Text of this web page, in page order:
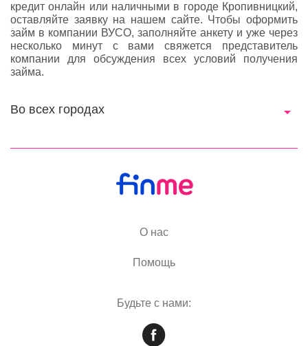
кредит онлайн или наличными в городе Кропивницкий,
оставляйте заявку на нашем сайте. Чтобы оформить
займ в компании ВУСО, заполняйте анкету и уже через
несколько минут с вами свяжется представитель
компании для обсуждения всех условий получения
займа.
Во всех городах
О нас
Помощь
Будьте с нами: